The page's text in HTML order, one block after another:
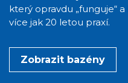
který opravdu „funguje“
více jak 20 letou praxí.
Zobrazit bazény